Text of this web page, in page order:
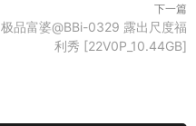
下一篇
极品富婆@BBi-0329 露出尺度福
利秀 [22V0P_10.44GB]